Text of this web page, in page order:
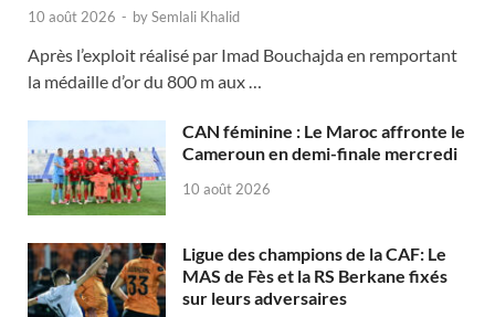
10 août 2026 - bySemlali Khalid
Après l’exploit réalisé par Imad Bouchajda en remportant
la médaille d’or du 800 m aux …
CAN féminine : Le Maroc affronte le
Cameroun en demi-finale mercredi
10 août 2026
Ligue des champions de la CAF: Le
MAS de Fès et la RS Berkane fixés
sur leurs adversaires